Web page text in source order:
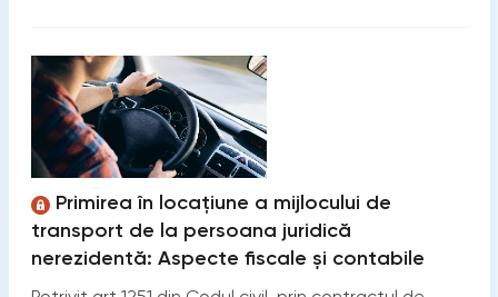
Primirea în locațiune a mijlocului de
transport de la persoana juridică
nerezidentă: Aspecte fiscale și contabile